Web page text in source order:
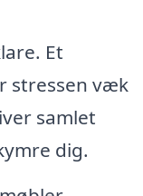
Et
stressen væk
samlet
dig.